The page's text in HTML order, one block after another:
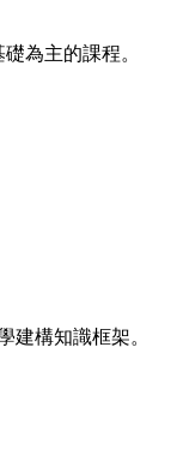
為主的課程。
建構知識框架。